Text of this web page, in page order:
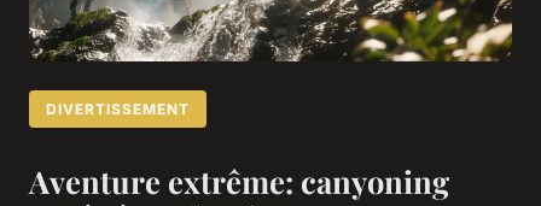
DIVERTISSEMENT
Aventure extrême: canyoning